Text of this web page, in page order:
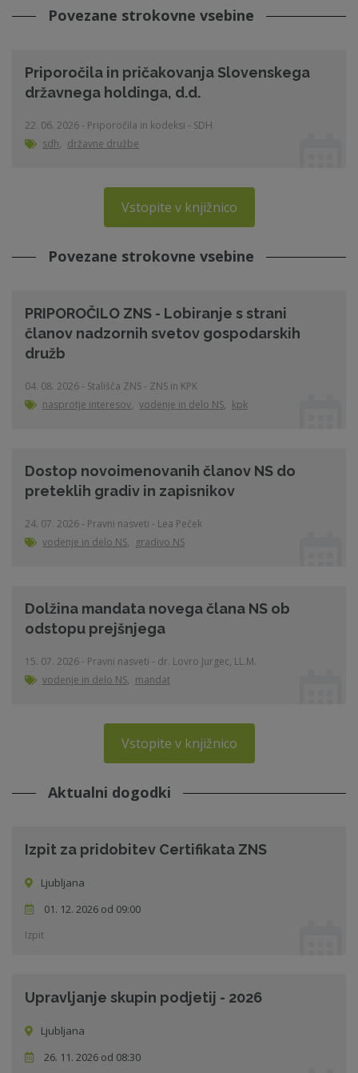
Povezane strokovne vsebine
Priporočila in pričakovanja Slovenskega
državnega holdinga, d.d.
22. 06. 2026 - Priporočila in kodeksi - SDH
sdh, državne družbe
Vstopite v knjižnico
Povezane strokovne vsebine
PRIPOROČILO ZNS - Lobiranje s strani
članov nadzornih svetov gospodarskih
družb
04. 08. 2026 - Stališča ZNS - ZNS in KPK
nasprotje interesov, vodenje in delo NS, kpk
Dostop novoimenovanih članov NS do
preteklih gradiv in zapisnikov
24. 07. 2026 - Pravni nasveti - Lea Peček
vodenje in delo NS, gradivo NS
Dolžina mandata novega člana NS ob
odstopu prejšnjega
15. 07. 2026 - Pravni nasveti - dr. Lovro Jurgec, LL.M.
vodenje in delo NS, mandat
Vstopite v knjižnico
Aktualni dogodki
Izpit za pridobitev Certifikata ZNS
Ljubljana
01. 12. 2026 od 09:00
Izpit
Upravljanje skupin podjetij - 2026
Ljubljana
26. 11. 2026 od 08:30